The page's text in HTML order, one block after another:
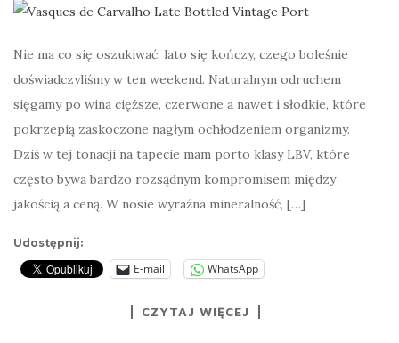
Nie ma co się oszukiwać, lato się kończy, czego boleśnie
doświadczyliśmy w ten weekend. Naturalnym odruchem
sięgamy po wina cięższe, czerwone a nawet i słodkie, które
pokrzepią zaskoczone nagłym ochłodzeniem organizmy.
Dziś w tej tonacji na tapecie mam porto klasy LBV, które
często bywa bardzo rozsądnym kompromisem między
jakością a ceną. W nosie wyraźna mineralność, […]
Udostępnij:
E-mail WhatsApp
CZYTAJ WIĘCEJ